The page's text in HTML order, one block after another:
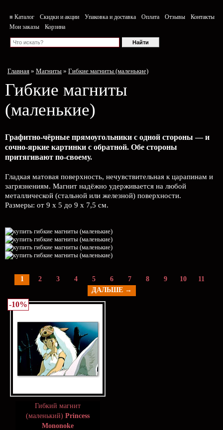
≡ Каталог Скидки и акции Упаковка и доставка Оплата Отзывы
Контакты
Мои заказы
Корзина
Главная » Магниты » Гибкие магниты (маленькие)
Гибкие магниты
(маленькие)
Графитно-чёрные прямоугольники с одной стороны — и
сочно-яркие картинки с обратной. Обе стороны
притягивают по-своему.
Гладкая матовая поверхность, нечувствительная к царапинам и
загрязнениям. Магнит надёжно удерживается на любой
металлической (стальной или железной) поверхности.
Размеры: от 9 х 5 до 9 х 7,5 см.
1 2 3 4 5 6 7 8 9 10
11
ДАЛЬШЕ →
-10%
Гибкий магнит
(маленький) Princess
Mononoke